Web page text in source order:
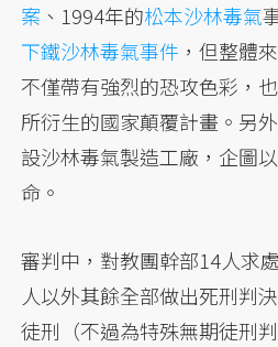
案 、1994年的松本沙林毒氣
下鐵沙林毒氣事件 ，但整體
不僅帶有強烈的恐攻色彩，
所衍生的國家顛覆計畫。另
設沙林毒氣製造工廠，企圖
命。
審判中，對教團幹部14人求
人以外其餘全部做出死刑判
徒刑（不過為特殊無期徒刑